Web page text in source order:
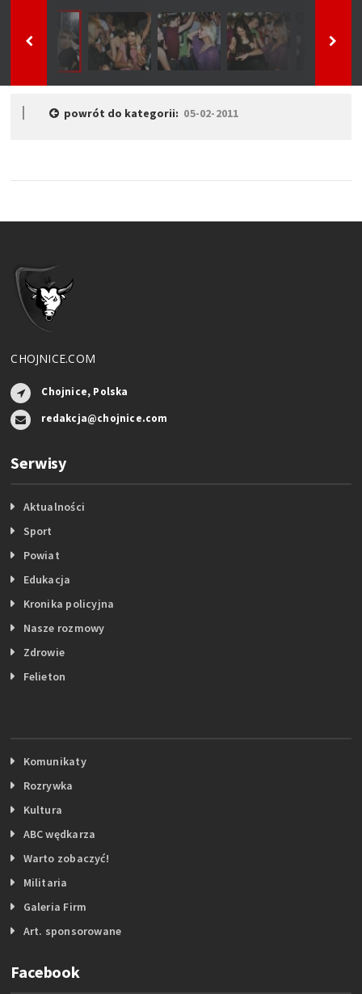
powrót do kategorii: 05-02-2011
CHOJNICE.COM
Chojnice, Polska
redakcja@chojnice.com
Serwisy
Aktualności
Sport
Powiat
Edukacja
Kronika policyjna
Nasze rozmowy
Zdrowie
Felieton
Komunikaty
Rozrywka
Kultura
ABC wędkarza
Warto zobaczyć!
Militaria
Galeria Firm
Art. sponsorowane
Facebook